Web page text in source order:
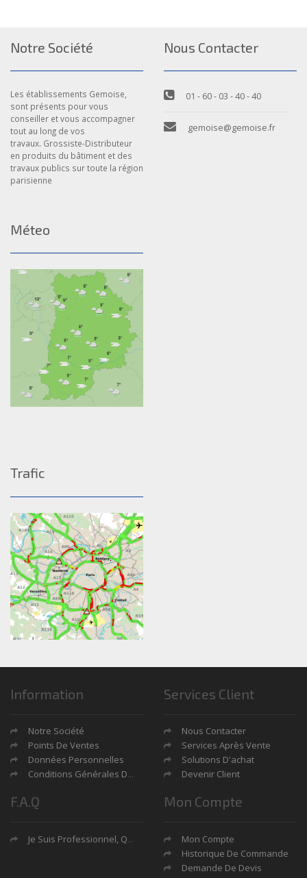
Notre Société
Les établissements Gemoise,
sont présents pour vous
conseiller et vous accompagner
tout au long de vos
travaux. Grossiste-Distributeur
en produits du bâtiment et des
travaux publics sur toute la région
parisienne
Nous Contacter
01 - 60 - 03 - 40 - 40
gemoise@gemoise.fr
Méteo
Trafic
Information
Notre Société
Points De Ventes
Données Personnelles
Conditions Générales De Ventes
Services Client
Nous Contacter
Services Après Vente
Solutions D'achat
Devenir Client
F.A.Q
Je Suis Professionnel, Quels Sont Mes Avantages?
Mon Compte
Mon Compte
Historique De Commande
Demande De Devis